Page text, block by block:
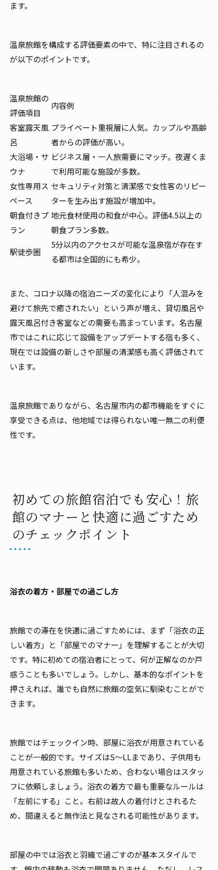
ます。
温泉旅館を構成する評価要素の中で、特に注目されるの
が以下のポイントです。
温泉旅館の
評価項目
内容例
客室露天風
呂
プライベート重視層に人気。カップルや高齢
者からの評価が高い。
大浴場・サ
ウナ
ビジネス層・一人旅需要にマッチ。夜遅くま
で利用可能な施設が多数。
女性専用ス
ペース
セキュリティ対策と清潔感で女性客のリピー
ターを生み出す施設が増加中。
朝食付きプ
ラン
地元食材使用の和食が中心。評価4.5以上の
朝食プラン多数。
駅徒歩圏
5分以内のアクセスが可能な温泉宿が存在す
る都市は全国的にも希少。
また、コロナ以降の宿泊ニーズの変化により「人混みを
避けて旅先で癒されたい」という声が増え、貸切風呂や
露天風呂付き客室などの需要も高まっています。名古屋
市ではこれに応じて設備をアップデートする宿も多く、
現在では設備の新しさや部屋の清潔感も高く評価されて
います。
温泉旅館でありながら、名古屋市内の都市機能をすぐに
享受できる点は、他地域では得られない唯一無二の利便
性です。
初めての旅館宿泊でも安心！旅
館のマナーと快適に過ごすため
のチェックポイント
浴衣の着方・部屋での過ごし方
旅館での滞在を快適に過ごすためには、まず「浴衣の正
しい着方」と「部屋でのマナー」を理解することが大切
です。特に初めての宿泊者にとって、何が正解なのか戸
惑うことも多いでしょう。しかし、基本的なポイントを
押さえれば、誰でも自然に旅館の空気に馴染むことがで
きます。
旅館ではチェックイン時、部屋に浴衣が用意されている
ことが一般的です。サイズはS〜LLまであり、子供用も
用意されている旅館も多いため、合わない場合はスタッ
フに依頼しましょう。浴衣の着方で最も重要なルールは
「左前にする」こと。右前は故人の着付けとされるた
め、間違えると無作法と見なされる可能性があります。
部屋の中では浴衣と羽織で過ごすのが基本スタイルで